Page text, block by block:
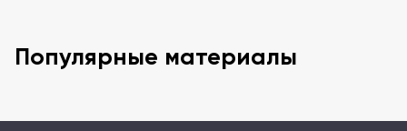
Популярные материалы